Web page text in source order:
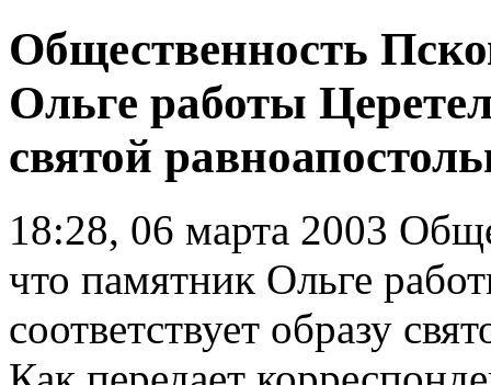
Общественность
Ольге работы
святой
18:28, 06 марта 2003
что памятник Ольге
соответствует образу